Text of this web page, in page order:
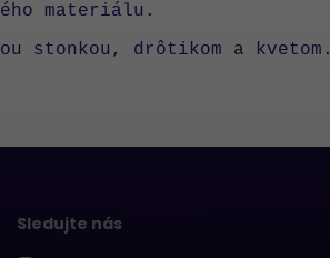
materiálu.
stonkou, drôtikom a kvetom.
Sledujte nás